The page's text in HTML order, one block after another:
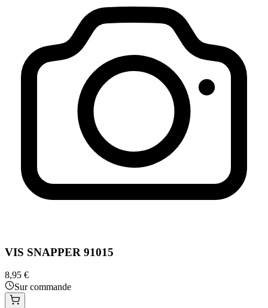
VIS SNAPPER 91015
8,95 €
Sur commande